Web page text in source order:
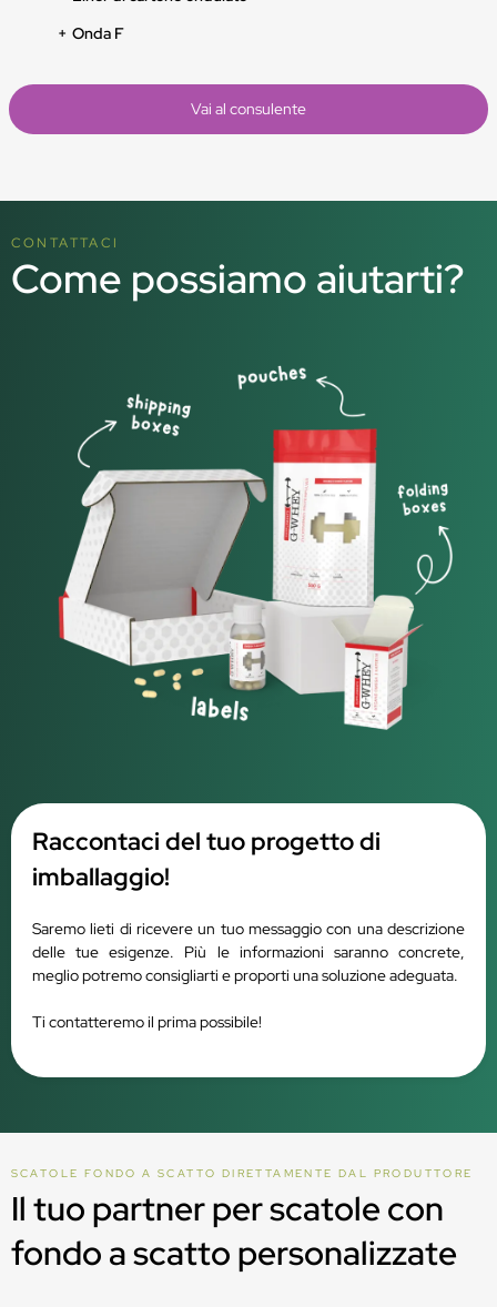
Onda F
Vai al consulente
CONTATTACI
Come possiamo aiutarti?
Raccontaci del tuo progetto di
imballaggio!
Saremo lieti di ricevere un tuo messaggio con una descrizione
delle tue esigenze. Più le informazioni saranno concrete,
meglio potremo consigliarti e proporti una soluzione adeguata.
Ti contatteremo il prima possibile!
SCATOLE FONDO A SCATTO DIRETTAMENTE DAL PRODUTTORE
Il tuo partner per scatole con
fondo a scatto personalizzate